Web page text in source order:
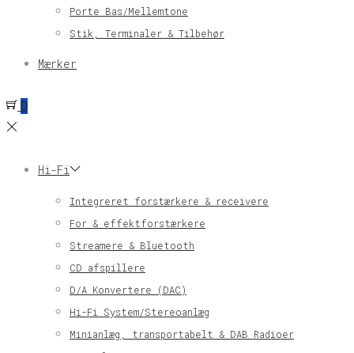
Porte Bas/Mellemtone
Stik, Terminaler & Tilbehør
Mærker
0
Hi-Fi
Integreret forstærkere & receivere
For & effektforstærkere
Streamere & Bluetooth
CD afspillere
D/A Konvertere (DAC)
Hi-Fi System/Stereoanlæg
Minianlæg, transportabelt & DAB Radioer